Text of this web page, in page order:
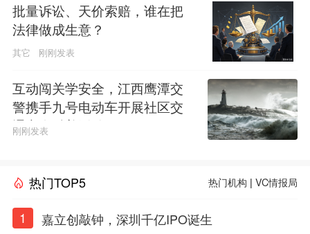
批量诉讼、天价索赔，谁在把
法律做成生意？
其它 刚刚发表
互动闯关学安全，江西鹰潭交
警携手九号电动车开展社区交
通安全科普活动
刚刚发表
热门TOP5 热门机构 |VC情报局
1 嘉立创敲钟，深圳千亿IPO诞生